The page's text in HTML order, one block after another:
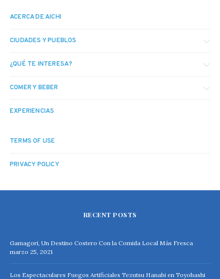
ACERCA DE AICHI
CIUDADES Y PUEBLOS
¿QUÉ TE INTERESA?
COMER Y BEBER
EXPERIENCIAS
TERMS OF USE
PRIVACY POLICY
RECENT POSTS
Gamagori, Un Destino Costero Con la Comida Local Más Fresca
marzo 25, 2021
Los Espectaculares Fuegos Artificiales Tezutsu Hanabi en Toyohashi